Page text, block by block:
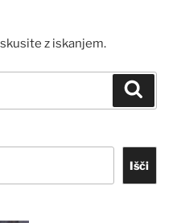
z iskanjem.
Išči